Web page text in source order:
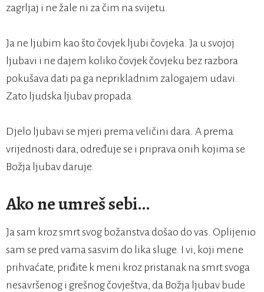
zagrljaj i ne žale ni za čim na svijetu.
Ja ne ljubim kao što čovjek ljubi čovjeka. Ja u svojoj
ljubavi i ne dajem koliko čovjek čovjeku bez razbora
pokušava dati pa ga neprikladnim zalogajem udavi.
Zato ljudska ljubav propada.
Djelo ljubavi se mjeri prema veličini dara. A prema
vrijednosti dara, određuje se i priprava onih kojima se
Božja ljubav daruje.
Ako ne umreš sebi…
Ja sam kroz smrt svog božanstva došao do vas. Oplijenio
sam se pred vama sasvim do lika sluge. I vi, koji mene
prihvaćate, priđite k meni kroz pristanak na smrt svoga
nesavršenog i grešnog čovještva, da Božja ljubav bude